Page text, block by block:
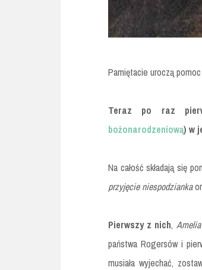
Pamiętacie uroczą
Teraz po raz
bożonarodzeniową) w
Na całość składają się
przyjęcie niespodzianka
Pierwszy z nich,
państwa Rogersów i
musiała wyjechać,